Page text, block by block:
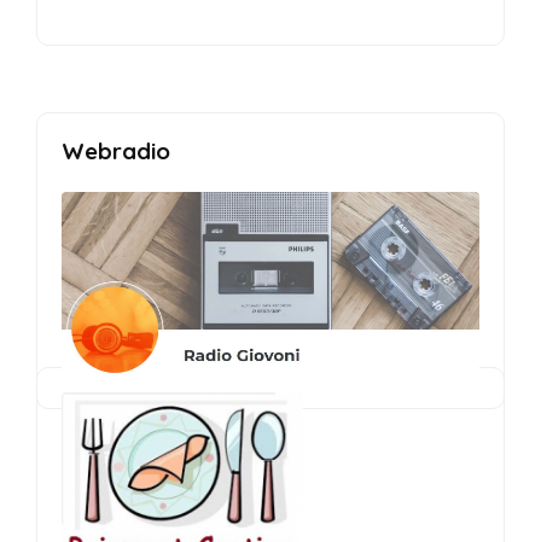
Webradio